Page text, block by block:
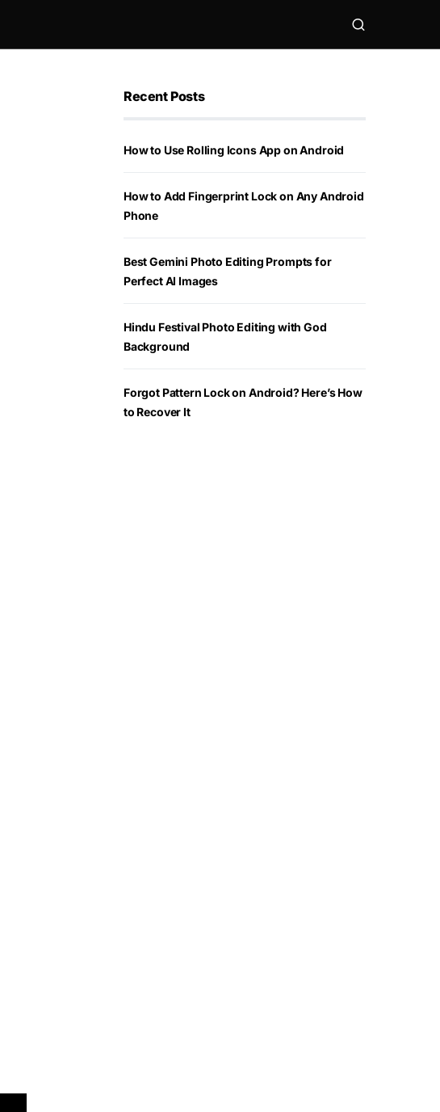
Recent Posts
How to Use Rolling Icons App on Android
How to Add Fingerprint Lock on Any Android
Phone
Best Gemini Photo Editing Prompts for
Perfect AI Images
Hindu Festival Photo Editing with God
Background
Forgot Pattern Lock on Android? Here’s How
to Recover It